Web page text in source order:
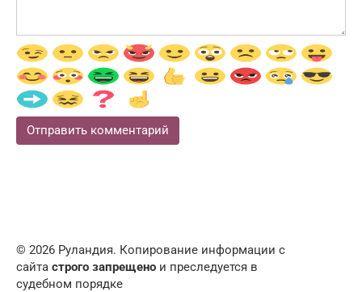
© 2026 Руландия. Копирование информации с
сайта строго запрещено и преследуется в
судебном порядке